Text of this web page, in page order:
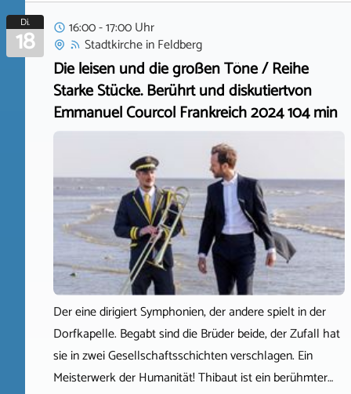
Di.
18
16:00 - 17:00 Uhr
StadtkircheinFeldberg
Die leisen und die großen Töne / Reihe
Starke Stücke. Berührt und diskutiertvon
Emmanuel Courcol Frankreich 2024 104 min
Der eine dirigiert Symphonien, der andere spielt in der
Dorfkapelle. Begabt sind die Brüder beide, der Zufall hat
sie in zwei Gesellschaftsschichten verschlagen. Ein
Meisterwerk der Humanität! Thibaut ist ein berühmter…